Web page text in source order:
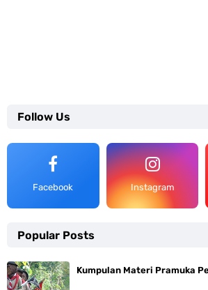
Follow Us
Facebook Instagram
Popular Posts
Kumpulan Materi Pramuka